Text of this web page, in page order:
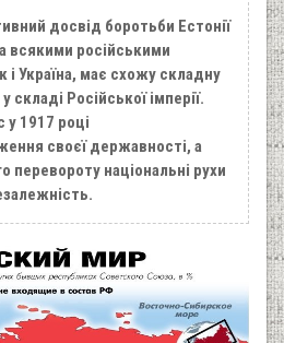
досвід боротьби Естонії
всякими російськими
і Україна, має схожу складну
складі Російської імперії.
у 1917 році
своєї державності, а
перевороту національні рухи